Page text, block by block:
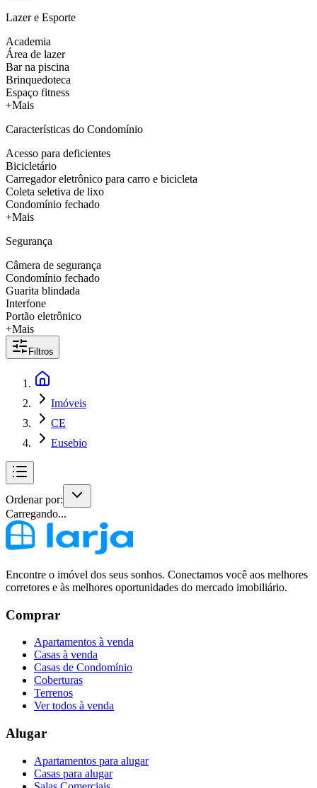
Lazer e Esporte
Academia
Área de lazer
Bar na piscina
Brinquedoteca
Espaço fitness
+Mais
Características do Condomínio
Acesso para deficientes
Bicicletário
Carregador eletrônico para carro e bicicleta
Coleta seletiva de lixo
Condomínio fechado
+Mais
Segurança
Câmera de segurança
Condomínio fechado
Guarita blindada
Interfone
Portão eletrônico
+Mais
Filtros
Imóveis
CE
Eusebio
Ordenar por:
Carregando...
Encontre o imóvel dos seus sonhos. Conectamos você aos melhores
corretores e às melhores oportunidades do mercado imobiliário.
Comprar
Apartamentos à venda
Casas à venda
Casas de Condomínio
Coberturas
Terrenos
Ver todos à venda
Alugar
Apartamentos para alugar
Casas para alugar